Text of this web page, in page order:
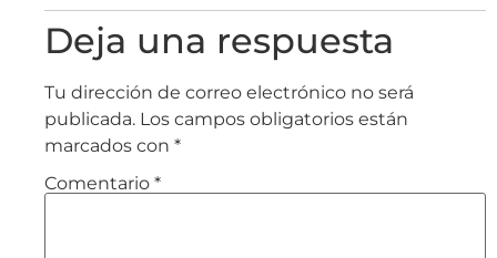
Deja una respuesta
Tu dirección de correo electrónico no será
publicada. Los campos obligatorios están
marcados con *
Comentario *